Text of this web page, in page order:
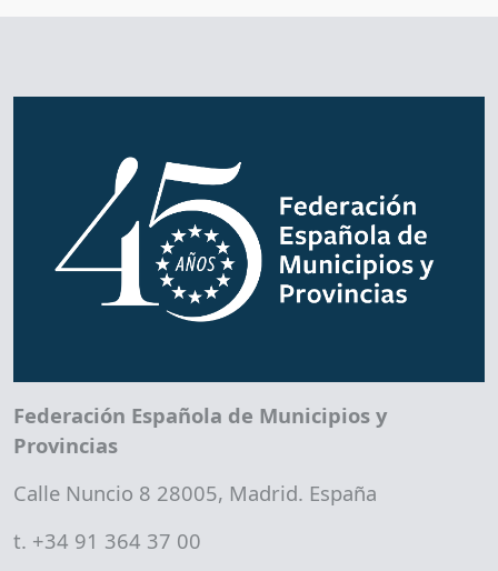
Federación Española de Municipios y
Provincias
Calle Nuncio 8 28005, Madrid. España
t. +34 91 364 37 00